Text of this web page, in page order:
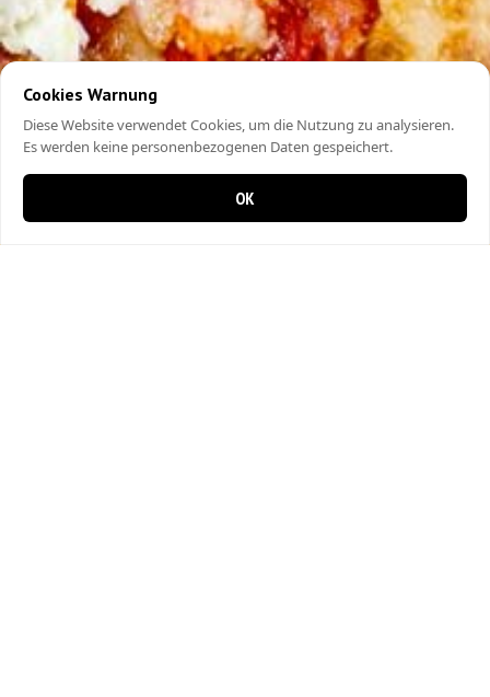
Cookies Warnung
Diese Website verwendet Cookies, um die Nutzung zu analysieren.
Es werden keine personenbezogenen Daten gespeichert.
OK